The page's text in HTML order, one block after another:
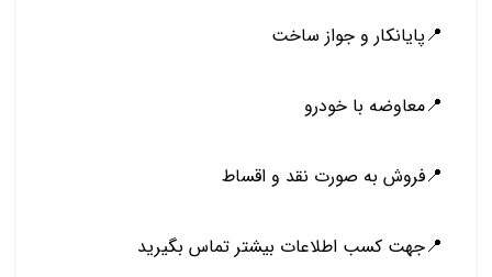
📍پایانکار و جواز ساخت
📍معاوضه با خودرو
📍فروش به صورت نقد و اقساط
📍جهت کسب اطلاعات بیشتر تماس بگیرید